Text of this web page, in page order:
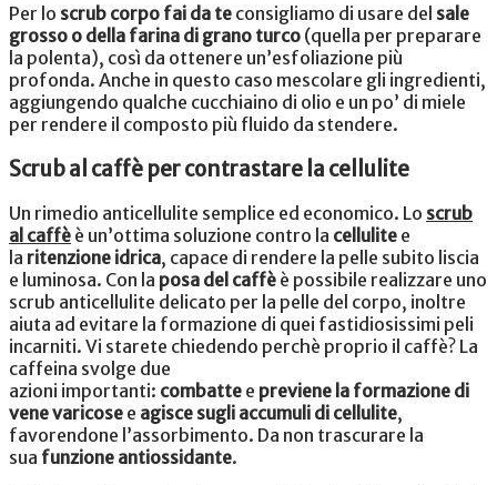
Per lo scrub corpo fai da te consigliamo di usare del sale
grosso o della farina di grano turco (quella per preparare
la polenta), così da ottenere un’esfoliazione più
profonda. Anche in questo caso mescolare gli ingredienti,
aggiungendo qualche cucchiaino di olio e un po’ di miele
per rendere il composto più fluido da stendere.
Scrub al caffè per contrastare la cellulite
Un rimedio anticellulite semplice ed economico. Lo scrub
al caffè è un’ottima soluzione contro la cellulite e
la ritenzione idrica, capace di rendere la pelle subito liscia
e luminosa. Con la posa del caffè è possibile realizzare uno
scrub anticellulite delicato per la pelle del corpo, inoltre
aiuta ad evitare la formazione di quei fastidiosissimi peli
incarniti. Vi starete chiedendo perchè proprio il caffè? La
caffeina svolge due
azioni importanti: combatte e previene la formazione di
vene varicose e agisce sugli accumuli di cellulite,
favorendone l’assorbimento. Da non trascurare la
sua funzione antiossidante.